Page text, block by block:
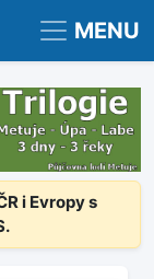
MENU
i Evropy s